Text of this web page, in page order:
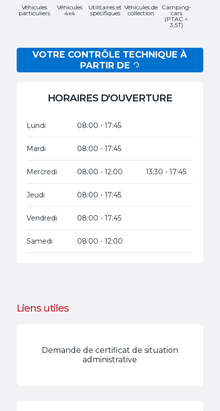
Véhicules
particuliers
Véhicules
4x4
Utilitaires et
spécifiques
Véhicules de
collection
Camping-
cars
(PTAC <
3,5T)
VOTRE CONTRÔLE TECHNIQUE À
PARTIR DE
HORAIRES D'OUVERTURE
Lundi 08:00 - 17:45
Mardi 08:00 - 17:45
Mercredi 08:00 - 12:00 13:30 - 17:45
Jeudi 08:00 - 17:45
Vendredi 08:00 - 17:45
Samedi 08:00 - 12:00
Liens utiles
Demande de certificat de situation
administrative